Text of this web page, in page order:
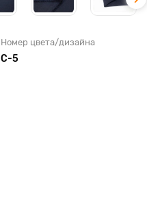
Номер цвета/дизайна
C-5